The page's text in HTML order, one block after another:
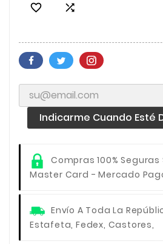
 
Indicarme Cuando Esté
Compras 100% Seguras
Master Card - Mercado
Envío A Toda La
Estafeta, Fedex, Castores,